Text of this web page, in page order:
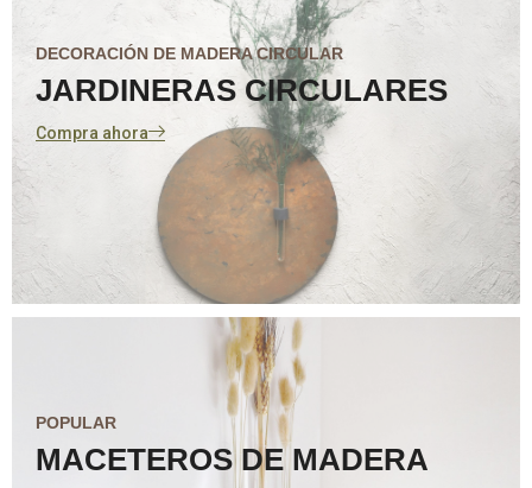
DECORACIÓN DE MADERA CIRCULAR
JARDINERAS CIRCULARES
Compra ahora
POPULAR
MACETEROS DE MADERA